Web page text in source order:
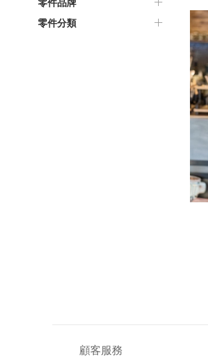
零件品牌
零件分類
顧客服務